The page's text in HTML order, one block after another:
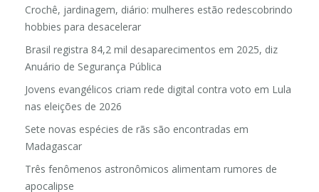
Crochê, jardinagem, diário: mulheres estão redescobrindo
hobbies para desacelerar
Brasil registra 84,2 mil desaparecimentos em 2025, diz
Anuário de Segurança Pública
Jovens evangélicos criam rede digital contra voto em Lula
nas eleições de 2026
Sete novas espécies de rãs são encontradas em
Madagascar
Três fenômenos astronômicos alimentam rumores de
apocalipse